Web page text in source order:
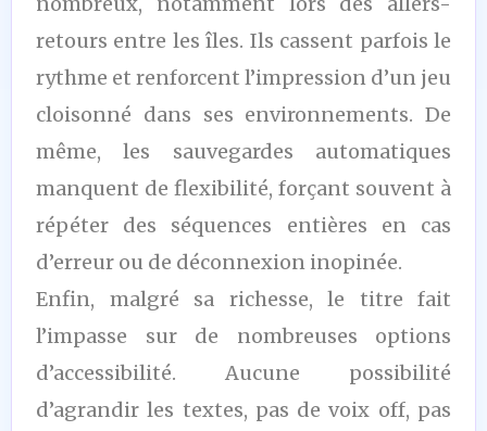
retours entre les îles. Ils cassent parfois le
rythme et renforcent l’impression d’un jeu
cloisonné dans ses environnements. De
même, les sauvegardes automatiques
manquent de flexibilité, forçant souvent à
répéter des séquences entières en cas
d’erreur ou de déconnexion inopinée.
Enfin, malgré sa richesse, le titre fait
l’impasse sur de nombreuses options
d’accessibilité. Aucune possibilité
d’agrandir les textes, pas de voix off, pas